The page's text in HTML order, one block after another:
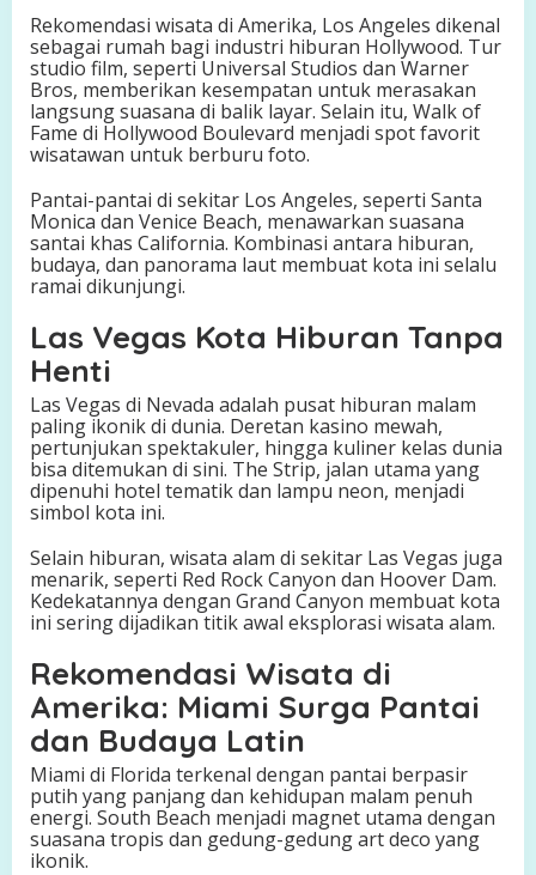
Rekomendasi wisata di Amerika, Los Angeles dikenal
sebagai rumah bagi industri hiburan Hollywood. Tur
studio film, seperti Universal Studios dan Warner
Bros, memberikan kesempatan untuk merasakan
langsung suasana di balik layar. Selain itu, Walk of
Fame di Hollywood Boulevard menjadi spot favorit
wisatawan untuk berburu foto.
Pantai-pantai di sekitar Los Angeles, seperti Santa
Monica dan Venice Beach, menawarkan suasana
santai khas California. Kombinasi antara hiburan,
budaya, dan panorama laut membuat kota ini selalu
ramai dikunjungi.
Las Vegas Kota Hiburan Tanpa
Henti
Las Vegas di Nevada adalah pusat hiburan malam
paling ikonik di dunia. Deretan kasino mewah,
pertunjukan spektakuler, hingga kuliner kelas dunia
bisa ditemukan di sini. The Strip, jalan utama yang
dipenuhi hotel tematik dan lampu neon, menjadi
simbol kota ini.
Selain hiburan, wisata alam di sekitar Las Vegas juga
menarik, seperti Red Rock Canyon dan Hoover Dam.
Kedekatannya dengan Grand Canyon membuat kota
ini sering dijadikan titik awal eksplorasi wisata alam.
Rekomendasi Wisata di
Amerika: Miami Surga Pantai
dan Budaya Latin
Miami di Florida terkenal dengan pantai berpasir
putih yang panjang dan kehidupan malam penuh
energi. South Beach menjadi magnet utama dengan
suasana tropis dan gedung-gedung art deco yang
ikonik.